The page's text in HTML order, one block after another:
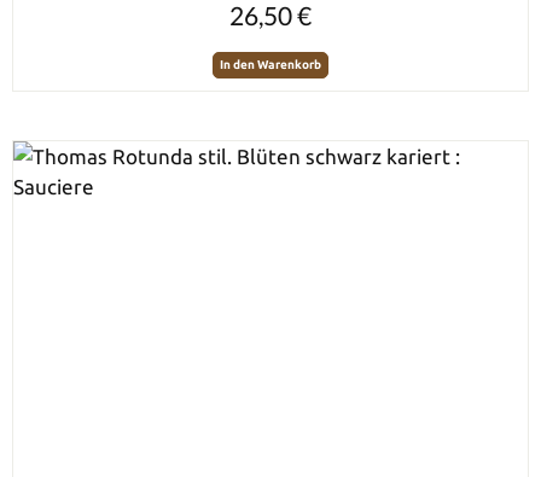
26,50 €
In den Warenkorb